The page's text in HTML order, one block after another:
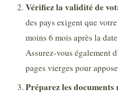
Vérifiez la validité de
des pays exigent que
moins 6 mois après la
Assurez-vous également
pages vierges pour
Préparez les documents